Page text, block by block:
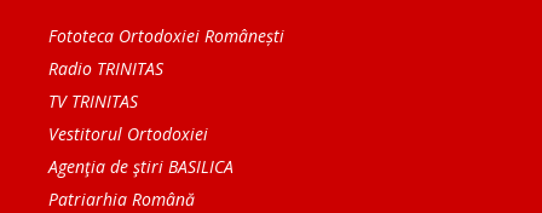
Fototeca Ortodoxiei Românești
Radio TRINITAS
TV TRINITAS
Vestitorul Ortodoxiei
Agenţia de ştiri BASILICA
Patriarhia Română